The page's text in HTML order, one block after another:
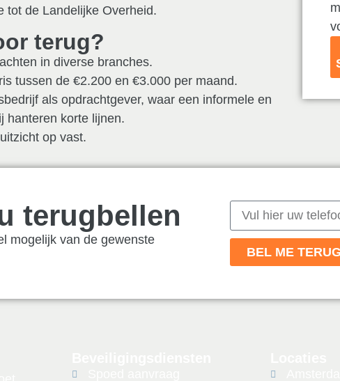
tot de Landelijke Overheid.
terug?
in diverse branches.
tussen de €2.200 en €3.000 per maand.
als opdrachtgever, waar een informele en
hanteren korte lijnen.
op vast.
terugbellen
mogelijk van de gewenste
BEL ME TERUG